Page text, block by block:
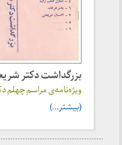
بزرگداشت دکتر
ویژه‌نامه‌ی مراسم چهلم
(بیشتر…)